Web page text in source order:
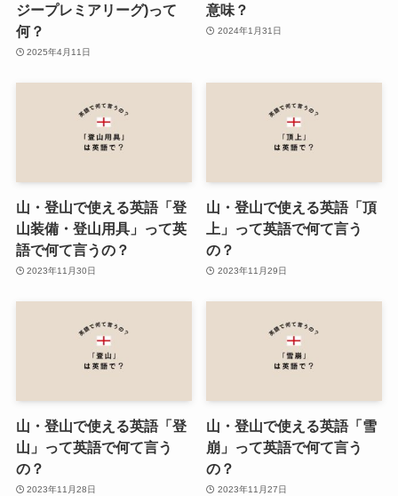
ジープレミアリーグ)って
何？
2025年4月11日
意味？
2024年1月31日
山・登山で使える英語「登
山装備・登山用具」って英
語で何て言うの？
2023年11月30日
山・登山で使える英語「頂
上」って英語で何て言う
の？
2023年11月29日
山・登山で使える英語「登
山」って英語で何て言う
の？
2023年11月28日
山・登山で使える英語「雪
崩」って英語で何て言う
の？
2023年11月27日